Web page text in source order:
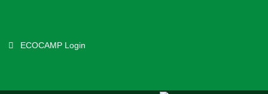
ECOCAMP Login